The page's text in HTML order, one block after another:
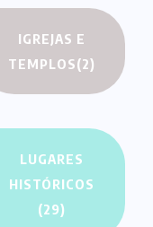
IGREJAS E
TEMPLOS(2)
LUGARES
HISTÓRICOS
(29)